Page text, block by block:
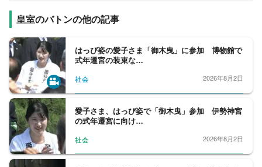
皇室のバトンの他の記事
はっぴ姿の愛子さま「御木曳」に参加 博物館で
式年遷宮の装束な…
社会 2026年8月2日
愛子さま、はっぴ姿で「御木曳」参加 伊勢神宮
の式年遷宮に向け…
社会 2026年8月2日